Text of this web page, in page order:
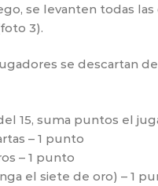
se levanten todas
3).
se descartan
15, suma puntos el
– 1 punto
– 1 punto
el siete de oro) – 1